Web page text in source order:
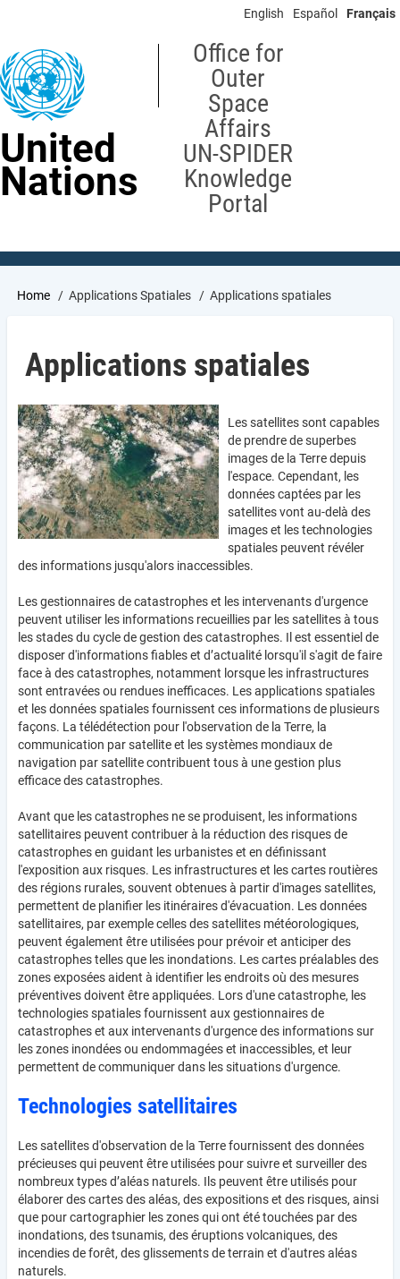
content
English Español Français
United
Nations
Office for
Outer
Space
Affairs
UN-SPIDER
Knowledge
Portal
Breadcrumb
Home Applications Spatiales Applications spatiales
Applications spatiales
Les satellites sont capables
de prendre de superbes
images de la Terre depuis
l'espace. Cependant, les
données captées par les
satellites vont au-delà des
images et les technologies
spatiales peuvent révéler
des informations jusqu'alors inaccessibles.
Les gestionnaires de catastrophes et les intervenants d'urgence
peuvent utiliser les informations recueillies par les satellites à tous
les stades du cycle de gestion des catastrophes. Il est essentiel de
disposer d'informations fiables et d’actualité lorsqu'il s'agit de faire
face à des catastrophes, notamment lorsque les infrastructures
sont entravées ou rendues inefficaces. Les applications spatiales
et les données spatiales fournissent ces informations de plusieurs
façons. La télédétection pour l'observation de la Terre, la
communication par satellite et les systèmes mondiaux de
navigation par satellite contribuent tous à une gestion plus
efficace des catastrophes.
Avant que les catastrophes ne se produisent, les informations
satellitaires peuvent contribuer à la réduction des risques de
catastrophes en guidant les urbanistes et en définissant
l'exposition aux risques. Les infrastructures et les cartes routières
des régions rurales, souvent obtenues à partir d'images satellites,
permettent de planifier les itinéraires d'évacuation. Les données
satellitaires, par exemple celles des satellites météorologiques,
peuvent également être utilisées pour prévoir et anticiper des
catastrophes telles que les inondations. Les cartes préalables des
zones exposées aident à identifier les endroits où des mesures
préventives doivent être appliquées. Lors d'une catastrophe, les
technologies spatiales fournissent aux gestionnaires de
catastrophes et aux intervenants d'urgence des informations sur
les zones inondées ou endommagées et inaccessibles, et leur
permettent de communiquer dans les situations d'urgence.
Technologies satellitaires
Les satellites d'observation de la Terre fournissent des données
précieuses qui peuvent être utilisées pour suivre et surveiller des
nombreux types d’aléas naturels. Ils peuvent être utilisés pour
élaborer des cartes des aléas, des expositions et des risques, ainsi
que pour cartographier les zones qui ont été touchées par des
inondations, des tsunamis, des éruptions volcaniques, des
incendies de forêt, des glissements de terrain et d'autres aléas
naturels.